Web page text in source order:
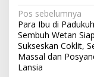
N
a
v
i
Pos sebelumnya
Para Ibu di
Sembuh Wetan Siap
Sukseskan Coklit,
Massal dan
Lansia